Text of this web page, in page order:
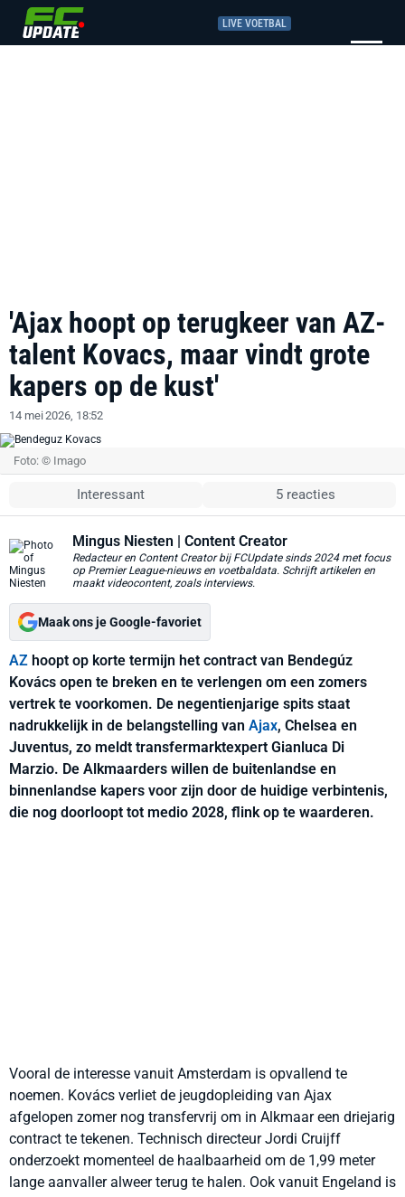
LIVE VOETBAL
'Ajax hoopt op terugkeer van AZ-
talent Kovacs, maar vindt grote
kapers op de kust'
14 mei 2026, 18:52
Foto: © Imago
Interessant 5 reacties
Mingus Niesten | Content Creator
Redacteur en Content Creator bij FCUpdate sinds 2024 met focus
op Premier League-nieuws en voetbaldata. Schrijft artikelen en
maakt videocontent, zoals interviews.
Maak ons je Google-favoriet
AZ hoopt op korte termijn het contract van Bendegúz
Kovács open te breken en te verlengen om een zomers
vertrek te voorkomen. De negentienjarige spits staat
nadrukkelijk in de belangstelling van Ajax, Chelsea en
Juventus, zo meldt transfermarktexpert Gianluca Di
Marzio. De Alkmaarders willen de buitenlandse en
binnenlandse kapers voor zijn door de huidige verbintenis,
die nog doorloopt tot medio 2028, flink op te waarderen.
Vooral de interesse vanuit Amsterdam is opvallend te
noemen. Kovács verliet de jeugdopleiding van Ajax
afgelopen zomer nog transfervrij om in Alkmaar een driejarig
contract te tekenen. Technisch directeur Jordi Cruijff
onderzoekt momenteel de haalbaarheid om de 1,99 meter
lange aanvaller alweer terug te halen. Ook vanuit Engeland is